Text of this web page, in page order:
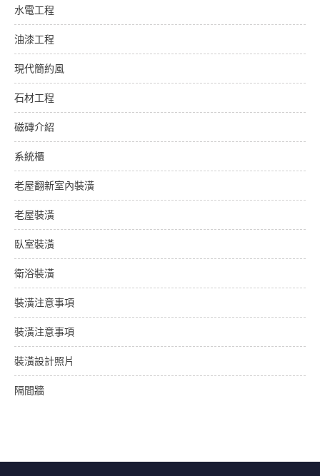
水電工程
油漆工程
現代簡約風
石材工程
磁磚介紹
系統櫃
老屋翻新室內裝潢
老屋裝潢
臥室裝潢
衛浴裝潢
裝潢注意事項
裝潢注意事項
裝潢設計照片
隔間牆